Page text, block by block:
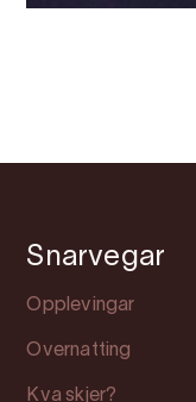
Snarvegar
Opplevingar
Overnatting
Kva skjer?